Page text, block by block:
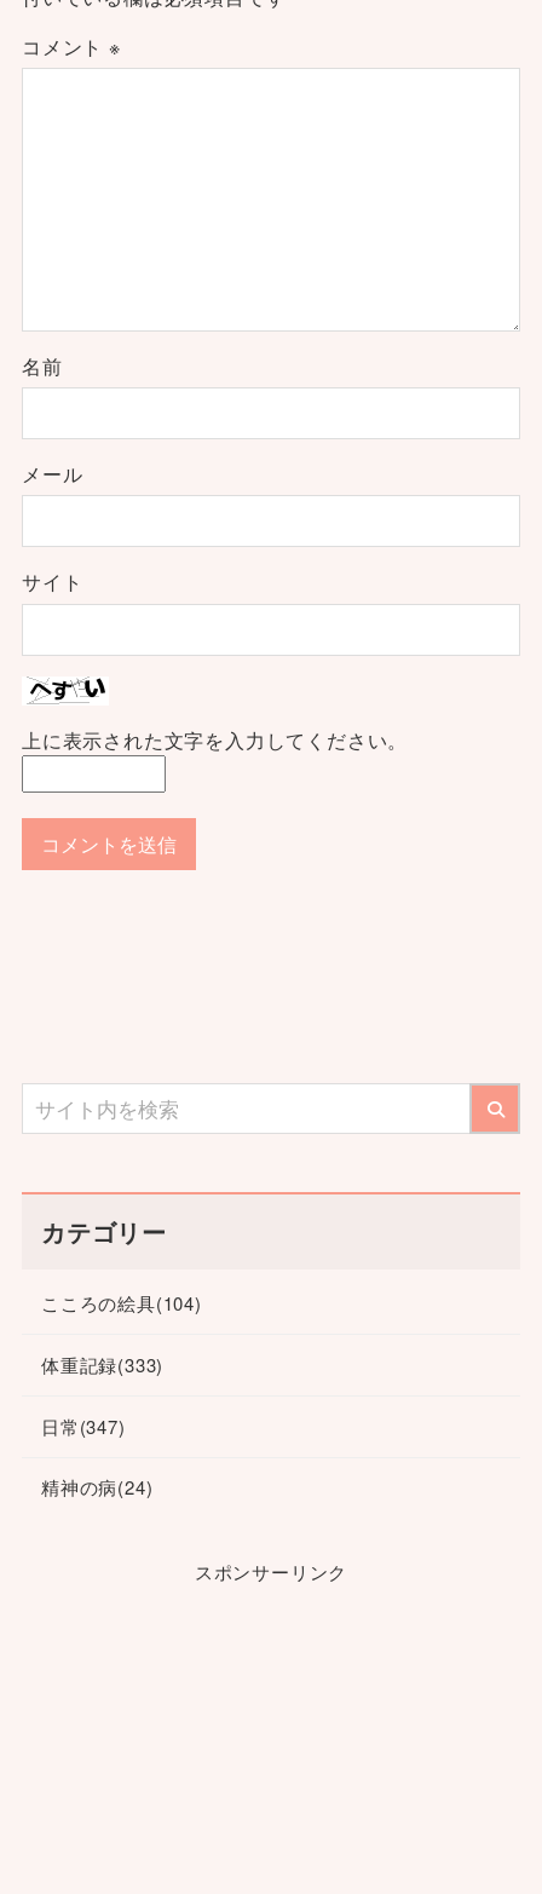
コメント ※
名前
メール
サイト
上に表示された文字を入力してください。
カテゴリー
こころの絵具(104)
体重記録(333)
日常(347)
精神の病(24)
スポンサーリンク